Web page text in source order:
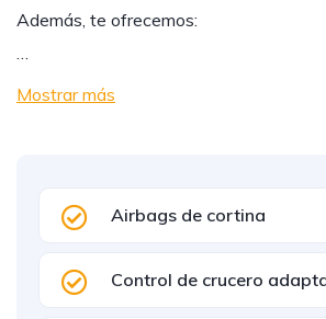
Además, te ofrecemos:
…
Mostrar más
Airbags de cortina
Control de crucero